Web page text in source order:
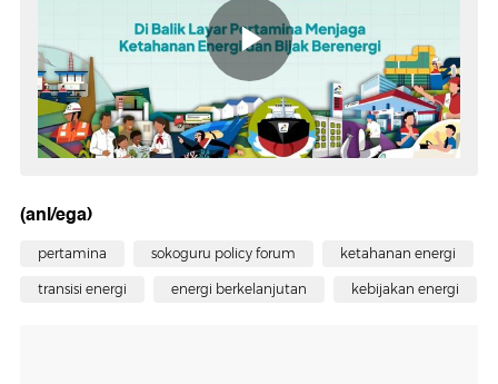
(anl/ega)
pertamina sokoguru policy forum ketahanan energi
transisi energi energi berkelanjutan kebijakan energi